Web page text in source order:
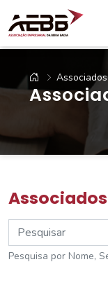
Associados
Associados
Pesquisa por Nome,